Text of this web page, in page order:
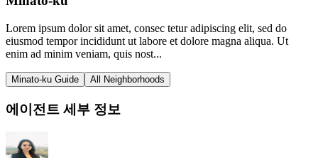
Lorem ipsum dolor sit amet, consec tetur adipiscing elit, sed do
eiusmod tempor incididunt ut labore et dolore magna aliqua. Ut
enim ad minim veniam, quis nost...
Minato-ku Guide All Neighborhoods
에이전트 세부 정보